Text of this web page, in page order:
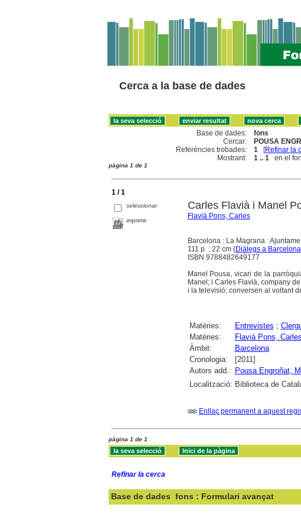
Cerca a la base de dades
Base de dades:
fons
Cercar:
POUSA
Referències trobades:
1 [Refinar la
Mostrant:
1 .. 1 en el
pàgina 1 de 1
1 / 1
seleccionar
imprimir
Carles Flavià i Manel
Flavià Pons, Carles
Barcelona : La Magrana :
111 p. ; 22 cm (Diàlegs a Barcelona
ISBN 9788482649177
Manel Pousa, vicari de la
Manel; i Carles Flavià, company
i la televisió; conversen al voltant
Matèries: Entrevistes ;
Matèries:
Flavià Pons, Carles
Àmbit:
Barcelona
Cronologia:
[2011]
Autors add.: Pousa Engroñat,
Localització: Biblioteca de
Enllaç permanent a aquest
pàgina 1 de 1
Refinar la cerca
Base de dades fons : Formulari avançat